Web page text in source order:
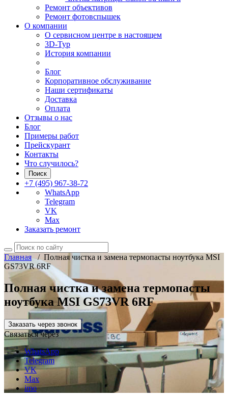
Ремонт объективов
Ремонт фотовспышек
О компании
О сервисном центре в настоящем
3D-Тур
История компании
Блог
Корпоративное обслуживание
Наши сертификаты
Доставка
Оплата
Отзывы о нас
Блог
Примеры работ
Прейскурант
Контакты
Что случилось?
Поиск
+7 (495) 967-38-72
WhatsApp
Telegram
VK
Max
Заказать ремонт
Главная/ Полная чистка и замена термопасты ноутбука MSI
GS73VR 6RF
Полная чистка и замена термопасты
ноутбука MSI GS73VR 6RF
Заказать через звонок
Связаться через
WhatsApp
Telegram
VK
Max
imo